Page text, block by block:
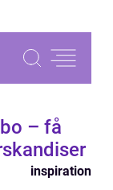
– få
inspiration